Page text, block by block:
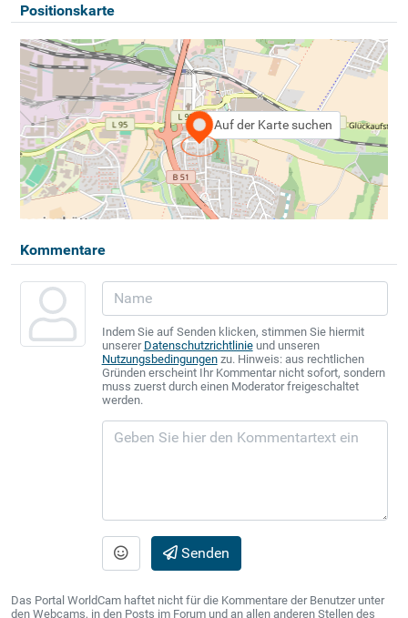
Positionskarte
Auf der Karte suchen
Kommentare
Indem Sie auf Senden klicken, stimmen Sie hiermit
unserer Datenschutzrichtlinieund unseren
Nutzungsbedingungenzu. Hinweis: aus rechtlichen
Gründen erscheint Ihr Kommentar nicht sofort, sondern
muss zuerst durch einen Moderator freigeschaltet
werden.
Senden
Das Portal WorldCam haftet nicht für die Kommentare der Benutzer unter
den Webcams, in den Posts im Forum und an allen anderen Stellen des